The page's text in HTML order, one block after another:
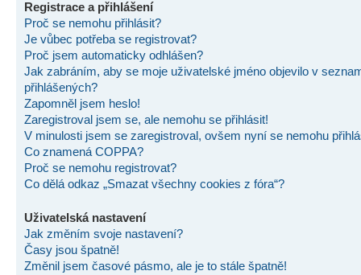
Registrace a přihlášení
Proč se nemohu přihlásit?
Je vůbec potřeba se registrovat?
Proč jsem automaticky odhlášen?
Jak zabráním, aby se moje uživatelské jméno objevilo v
přihlášených?
Zapomněl jsem heslo!
Zaregistroval jsem se, ale nemohu se přihlásit!
V minulosti jsem se zaregistroval, ovšem nyní se nemohu
Co znamená COPPA?
Proč se nemohu registrovat?
Co dělá odkaz „Smazat všechny cookies z fóra“?
Uživatelská nastavení
Jak změním svoje nastavení?
Časy jsou špatně!
Změnil jsem časové pásmo, ale je to stále špatně!